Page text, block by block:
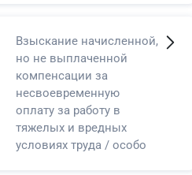
Взыскание начисленной,
но не выплаченной
компенсации за
несвоевременную
оплату за работу в
тяжелых и вредных
условиях труда / особо